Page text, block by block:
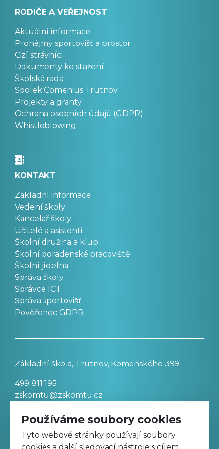
RODIČE A VEŘEJNOST
Aktuální informace
Pronájmy sportovišť a prostor
Cizí strávníci
Dokumenty ke stažení
Školská rada
Spolek Comenius Trutnov
Projekty a granty
Ochrana osobních údajů (GDPR)
Whistleblowing
KONTAKT
Základní informace
Vedení školy
Kancelář školy
Učitelé a asistenti
Školní družina a klub
Školní poradenské pracoviště
Školní jídelna
Správa školy
Správce ICT
Správa sportovišť
Pověřenec GDPR
Základní škola, Trutnov, Komenského 399
499 811 195
zskomtu@zskomtu.cz
Prohlášení o přístupnosti stránek
Používáme soubory cookies
Tyto webové stránky používají soubory
cookies a další sledovací nástroje s cílem